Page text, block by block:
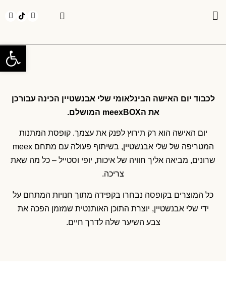
לכבוד יום האישה הבינלאומי שלי אבנשטיין הכינה עבורכן
את הmeexBOX המושלם.
יום האישה הוא רק תירוץ לפנק את עצמך. קופסת המתנות
המטריפה של שלי אבנשטיין, בשיתוף פעולה עם מתחם meex
שרונים, מביאה אליך חוויה של איכות, יופי וסטייל – כל מה שאת
צריכה.
כל המוצרים בקופסה נבחרו בקפידה מתוך חנויות המתחם על
ידי שלי אבנשטיין, יוצרת התוכן האותנטית שמזמן הפכה את
צבע השיער שלה לדרך חיים.